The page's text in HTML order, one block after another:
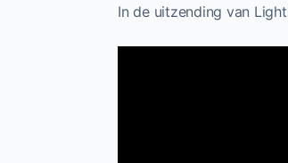
In de uitzending van